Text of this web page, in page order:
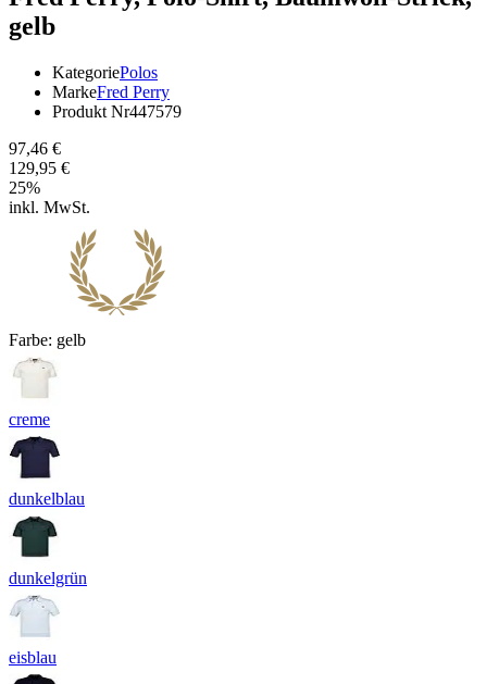
gelb
KategoriePolos
MarkeFred Perry
Produkt Nr447579
97,46 €
129,95 €
25%
inkl. MwSt.
Farbe: gelb
creme
dunkelblau
dunkelgrün
eisblau